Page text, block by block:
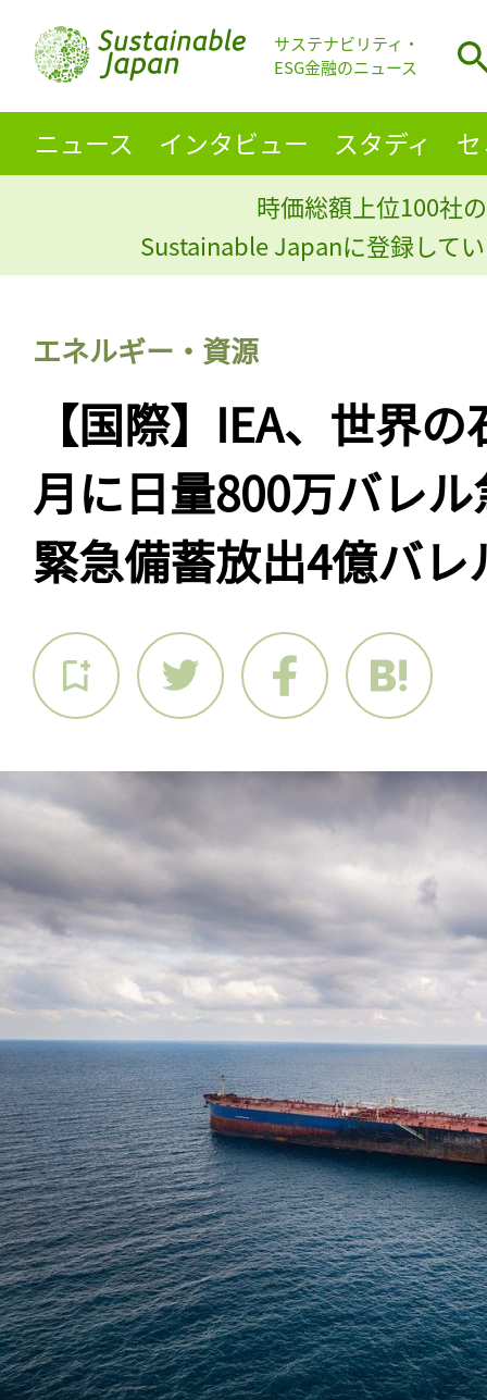
サステナビリティ・
ESG金融のニュース
ニュース インタビュー スタディ
時価総額上位100社
Sustainable Japanに登録して
エネルギー・資源
【国際】IEA、世界
月に日量800万バレ
緊急備蓄放出4億バレ